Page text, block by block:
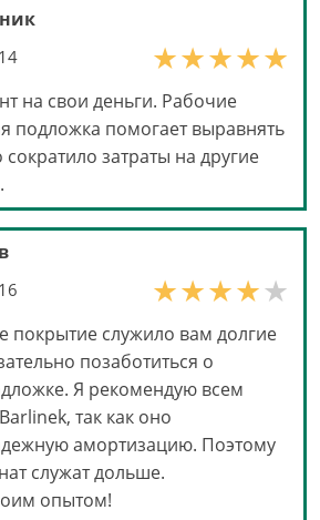
на свои деньги. Рабочие
подложка помогает выравнять
сократило затраты на другие
покрытие служило вам долгие
позаботиться о
Я рекомендую всем
так как оно
амортизацию. Поэтому
служат дольше.
опытом!